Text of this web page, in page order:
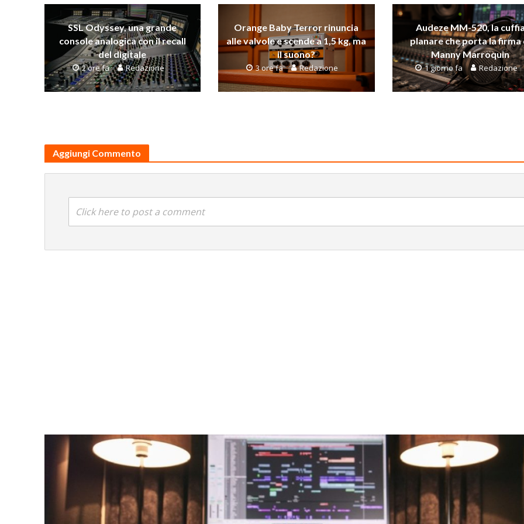
SSL Odyssey, una grande
console analogica con il recall
del digitale
2 ore fa Redazione
Orange Baby Terror rinuncia
alle valvole e scende a 1,5 kg, ma
il suono?
3 ore fa Redazione
Audeze MM-520, la
planare che porta la firma
Manny Marroquin
1 giorno fa Redazione
Aggiungi Commento
Click here to post a comment